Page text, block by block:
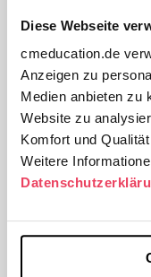
Diese Webseite
cmeducation.de
Anzeigen zu
Medien anbieten zu
Website zu
Komfort und
Weitere
dadurch die
spürbar zu
Der Vortrag zum
grundsätzlich
Referent, Licht ins
wesentliche